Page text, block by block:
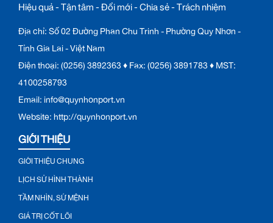
Hiệu quả - Tận tâm - Đổi mới - Chia sẻ - Trách nhiệm
Địa chỉ: Số 02 Đường Phan Chu Trinh - Phường Quy Nhơn -
Tỉnh Gia Lai - Việt Nam
Điện thoại: (0256) 3892363 ♦ Fax: (0256) 3891783 ♦ MST:
4100258793
Email: info@quynhonport.vn
Website: http://quynhonport.vn
GIỚI THIỆU
GIỚI THIỆU CHUNG
LỊCH SỬ HÌNH THÀNH
TẦM NHÌN, SỨ MỆNH
GIÁ TRỊ CỐT LÕI